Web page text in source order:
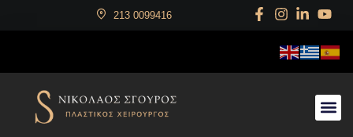
213 0099416